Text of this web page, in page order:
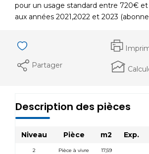
pour un usage standard entre 720€ et
aux années 2021,2022 et 2023
Partager
Description des pièces
Niveau Pièce m2 Exp.
2 Pièce à vivre 17,59